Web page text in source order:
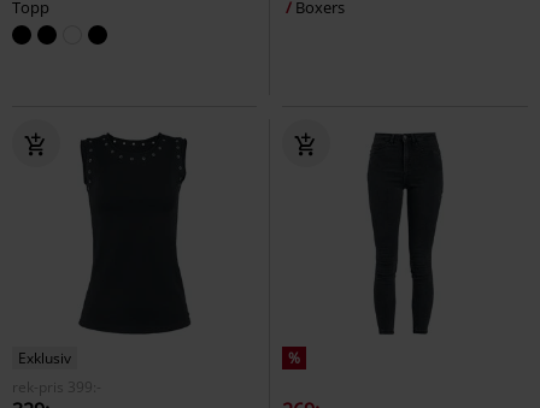
Topp Boxers
Exklusiv
rek-pris
399:-
%